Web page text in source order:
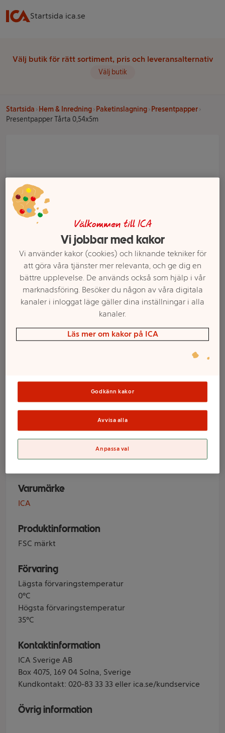
Startsida ica.se
Välj butik för rätt sortiment, pris och leveransalternativ
Välj butik
Startsida Hem & Inredning Paketinslagning
Presentpapper
Presentpapper Tårta 0,54x5m
Presentpapper
Tårta 0,54x5m
Varumärke
ICA
Produktinformation
FSC märkt
Förvaring
Lägsta förvaringstemperatur
0°C
Högsta förvaringstemperatur
35°C
Kontaktinformation
ICA Sverige AB
Box 4075, 169 04 Solna, Sverige
Kundkontakt: 020-83 33 33 eller ica.se/kundservice
Övrig information
Välkommen till ICA
Vi jobbar med kakor
Vi använder kakor (cookies) och liknande tekniker för
att göra våra tjänster mer relevanta, och ge dig en
bättre upplevelse. De används också som hjälp i vår
marknadsföring. Besöker du någon av våra digitala
kanaler i inloggat läge gäller dina inställningar i alla
kanaler.
Läs mer om kakor på ICA
Godkänn kakor
Avvisa alla
Anpassa val